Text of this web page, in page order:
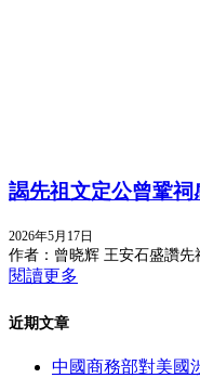
謁先祖文定公曾鞏祠
2026年5月17日
作者：曾晓辉 王安石盛讚先
閱讀更多
近期文章
中國商務部對美國